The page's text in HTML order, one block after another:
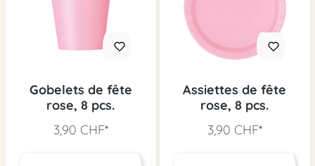
Gobelets de fête
rose, 8 pcs.
3,90 CHF*
Assiettes de fête
rose, 8 pcs.
3,90 CHF*